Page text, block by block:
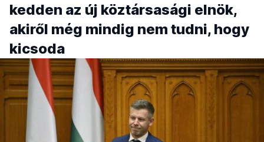
kedden az új köztársasági elnök,
akiről még mindig nem tudni, hogy
kicsoda